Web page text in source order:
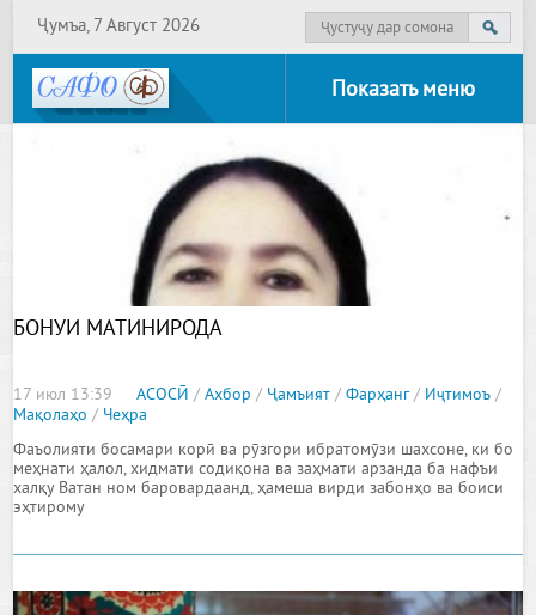
Ҷумъа, 7 Август 2026
Показать меню
БОНУИ МАТИНИРОДА
17 июл 13:39 АСОСӢ /Ахбор / Ҷамъият /Фарҳанг/ Иҷтимоъ /
Мақолаҳо / Чеҳра
Фаъолияти босамари корӣ ва рӯзгори ибратомӯзи шахсоне, ки бо
меҳнати ҳалол, хидмати содиқона ва заҳмати арзанда ба нафъи
халқу Ватан ном баровардаанд, ҳамеша вирди забонҳо ва боиси
эҳтирому